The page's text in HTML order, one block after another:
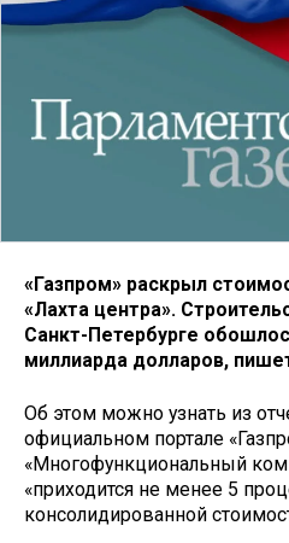
«Газпром» раскрыл
«Лахта центра».
Санкт-Петербурге
миллиарда долларов,
Об этом можно узнать из
официальном портале
«Многофункциональный
«приходится не менее 5
консолидированной